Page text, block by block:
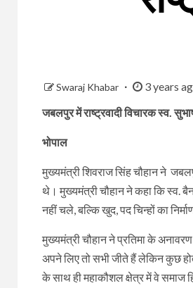
Swaraj Khabar 3 years
जबलपुर में राष्ट्रवादी विचारक स्व.
भोपाल
मुख्यमंत्री शिवराज सिंह चौहान ने
थे। मुख्यमंत्री चौहान ने कहा कि स्व.
नहीं चले, बल्कि खुद, पद चिन्हों का
मुख्यमंत्री चौहान ने प्रतिमा के
अपने लिए तो सभी जीते हैं लेकिन कुछ
के साथ ही महाकौशल क्षेत्र में वे समाज